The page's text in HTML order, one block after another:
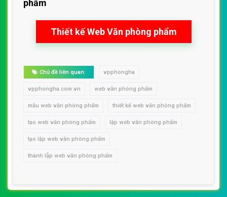
phẩm
Thiết kế Web Văn phòng phẩm
Chủ đề liên quan: vpphongha
vpphongha.com.vn web văn phòng phẩm
mẫu web văn phòng phẩm thiết kế web văn phòng phẩm
tạo web văn phòng phẩm lập web văn phòng phẩm
tạo lập web văn phòng phẩm
thành lập web văn phòng phẩm